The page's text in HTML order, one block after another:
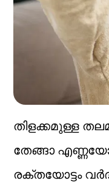
തിളക്കമുള്ള
തേങ്ങാ
രക്തയോട്ടം